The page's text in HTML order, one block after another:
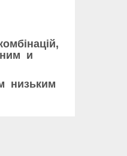
и
низьким